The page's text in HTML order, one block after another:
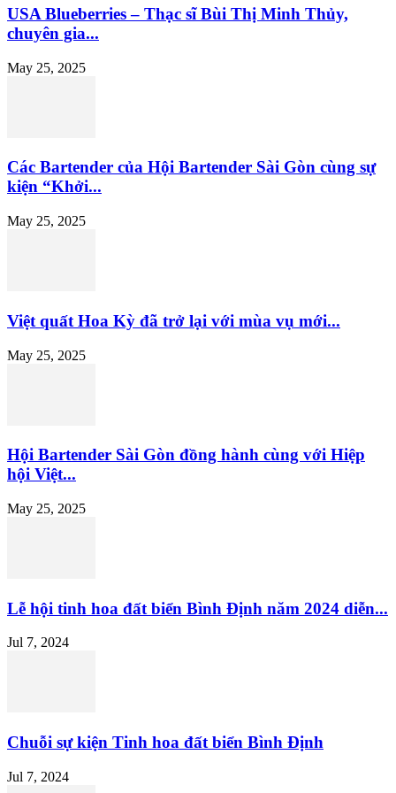
USA Blueberries – Thạc sĩ Bùi Thị Minh Thủy,
chuyên gia...
May 25, 2025
Các Bartender của Hội Bartender Sài Gòn cùng sự
kiện “Khởi...
May 25, 2025
Việt quất Hoa Kỳ đã trở lại với mùa vụ mới...
May 25, 2025
Hội Bartender Sài Gòn đồng hành cùng với Hiệp
hội Việt...
May 25, 2025
Lễ hội tinh hoa đất biển Bình Định năm 2024 diễn...
Jul 7, 2024
Chuỗi sự kiện Tinh hoa đất biển Bình Định
Jul 7, 2024